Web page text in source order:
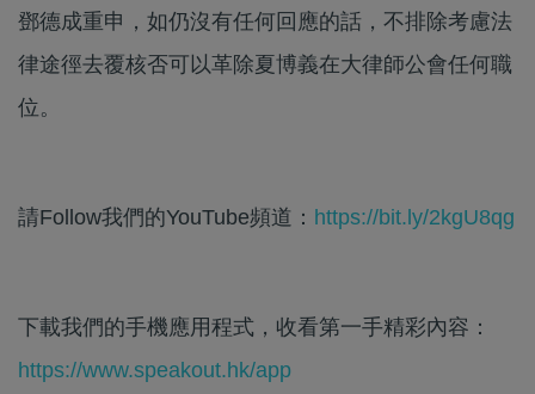
鄧德成重申，如仍沒有任何回應的話，不排除考慮法
律途徑去覆核否可以革除夏博義在大律師公會任何職
位。
請Follow我們的YouTube頻道： https://bit.ly/2kgU8qg
下載我們的手機應用程式，收看第一手精彩內容：
https://www.speakout.hk/app